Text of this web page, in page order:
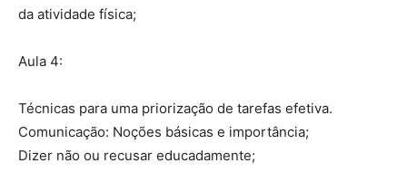
da atividade física;
Aula 4:
Técnicas para uma priorização de tarefas efetiva.
Comunicação: Noções básicas e importância;
Dizer não ou recusar educadamente;